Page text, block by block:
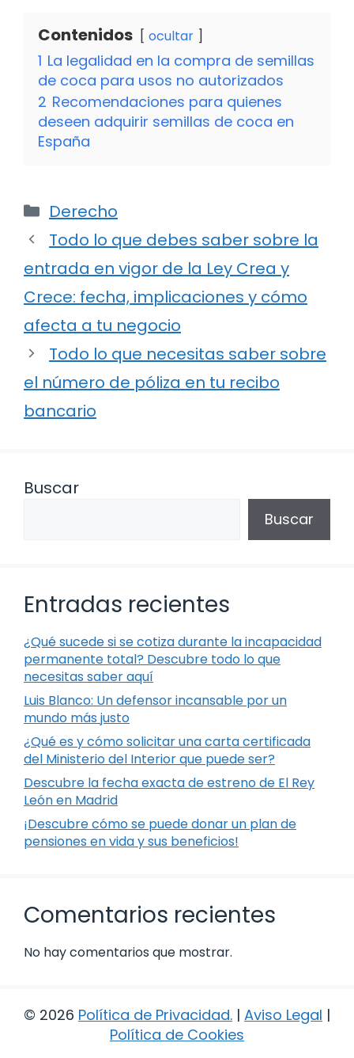
Contenidos ocultar
1 La legalidad en la compra de semillas
de coca para usos no autorizados
2 Recomendaciones para quienes
deseen adquirir semillas de coca en
España
Categorías
Derecho
Todo lo que debes saber sobre la
entrada en vigor de la Ley Crea y
Crece: fecha, implicaciones y cómo
afecta a tu negocio
Todo lo que necesitas saber sobre
el número de póliza en tu recibo
bancario
Buscar
Buscar
Entradas recientes
¿Qué sucede si se cotiza durante la incapacidad
permanente total? Descubre todo lo que
necesitas saber aquí
Luis Blanco: Un defensor incansable por un
mundo más justo
¿Qué es y cómo solicitar una carta certificada
del Ministerio del Interior que puede ser?
Descubre la fecha exacta de estreno de El Rey
León en Madrid
¡Descubre cómo se puede donar un plan de
pensiones en vida y sus beneficios!
Comentarios recientes
No hay comentarios que mostrar.
© 2026 Política de Privacidad. | Aviso Legal |
Política de Cookies